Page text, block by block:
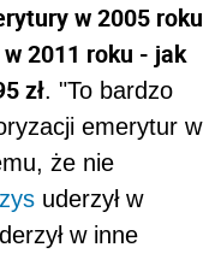
w 2005 roku
2011 roku - jak
zł. "To bardzo
emerytur w
że nie
uderzył w
w inne